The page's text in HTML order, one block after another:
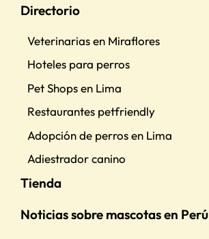
Directorio
Veterinarias en Miraflores
Hoteles para perros
Pet Shops en Lima
Restaurantes petfriendly
Adopción de perros en Lima
Adiestrador canino
Tienda
Noticias sobre mascotas en Perú